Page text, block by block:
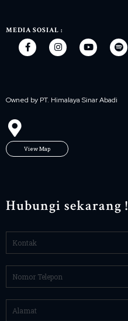
MEDIA SOSIAL :
Owned by PT. Himalaya Sinar Abadi
View Map
Hubungi sekarang !